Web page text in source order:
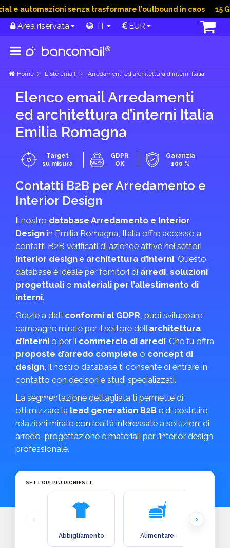
automazioni senza trasformare l’outbound in caos 15 Giu
Area riservata IT EUR
Home Liste email Arredamenti ed architettura d’interni Italia
Elenco email Arredamenti
ed architettura d’interni Italia
Emilia Romagna
Target
su misura
GDPR
OK
Garanzia
100 %
Contatti B2B per Arredamento e
Interior Design
Il nostro database Arredamento e Interior
Design in Emilia Romagna, Italia offre accesso a
contatti B2B verificati di aziende attive nei settori
interior design e architettura d’interni. Questo
database è ideale per fornitori di arredi, soluzioni
progettuali o materiali per l’allestimento di
interni.
Grazie a dati conformi al GDPR, puoi sviluppare
campagne mirate per il settore dell’architettura
d’interni o per il commercio di arredi. Che tu offra
proposte d’arredo complete o concept di
design, il nostro database ti consente di entrare in
contatto con decisori e studi specializzati.
La segmentazione dettagliata ti permette di
ottimizzare la lead generation B2B e di costruire
relazioni mirate con realtà interessate a soluzioni di
arredo, progettazione e materiali per l’interior design
professionale.
SETTORI PIÙ RICHIESTI
Abbigliamento Alimentare